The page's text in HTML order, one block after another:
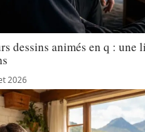
dessins animés en q : une
2026